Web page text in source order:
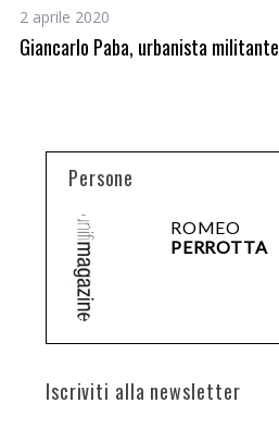
2 aprile 2020
Giancarlo Paba, urbanista militante
Persone
ROMEO
PERROTTA
Iscriviti alla newsletter